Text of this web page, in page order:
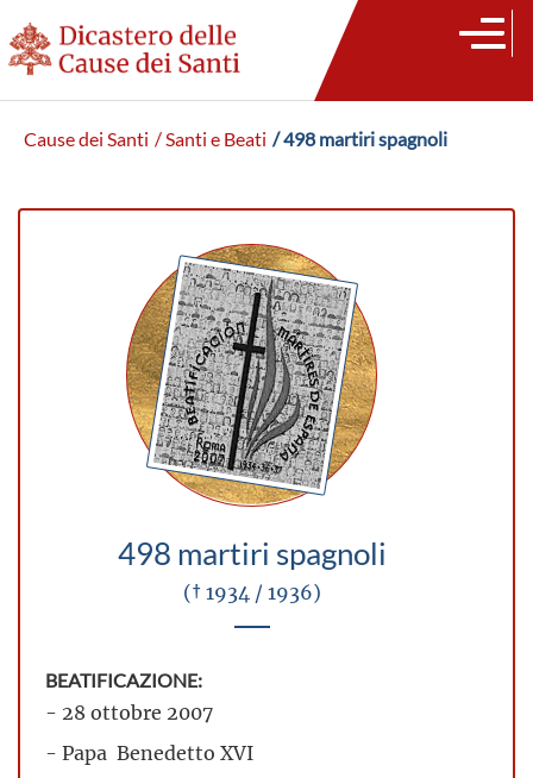
Cause dei Santi / Santi e Beati / 498 martiri spagnoli
498 martiri spagnoli
(† 1934 / 1936)
BEATIFICAZIONE:
- 28 ottobre 2007
- Papa Benedetto XVI